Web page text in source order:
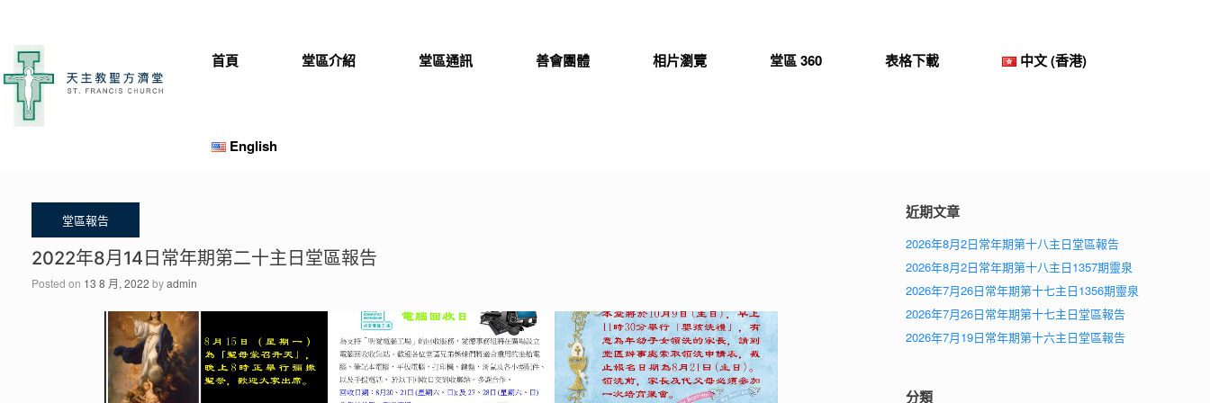
content
首頁 堂區介紹 堂區通訊 善會團體 相片瀏覽 堂區 360 表格下載 中文 (香港)
English
2022年8月14日常年期第二十主日堂區報告
Posted on 13 8 月, 2022 byadmin
近期文章
2026年8月2日常年期第十八主日堂區報告
2026年8月2日常年期第十八主日1357期靈泉
2026年7月26日常年期第十七主日1356期靈泉
2026年7月26日常年期第十七主日堂區報告
2026年7月19日常年期第十六主日堂區報告
分類